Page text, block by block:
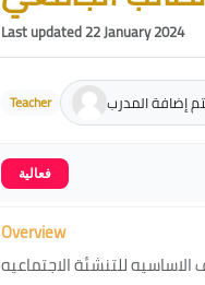
Last updated 22 January 2024
Teacher إضافة المدرب
فعالية
Overview
للتنشئة الاجتماعيه